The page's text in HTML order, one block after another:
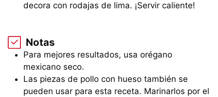
decora con rodajas de lima. ¡Servir caliente!
Notas
Para mejores resultados, usa orégano
mexicano seco.
Las piezas de pollo con hueso también se
pueden usar para esta receta. Marinarlos por el